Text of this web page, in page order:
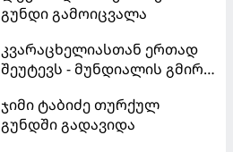
გუნდი გამოიცვალა
კვარაცხელიასთან ერთად
შეუტევს - მუნდიალის გმირი
გახდება
ჯიმი ტაბიძე თურქულ
გუნდში გადავიდა